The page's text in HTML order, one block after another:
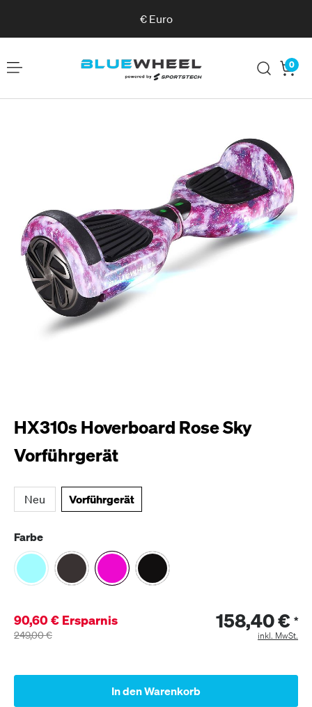
€ Euro
0
HX310s Hoverboard Rose Sky
Vorführgerät
Neu Vorführgerät
Farbe
90,60 € Ersparnis
249,00 €
158,40 € *
inkl. MwSt.
In den Warenkorb